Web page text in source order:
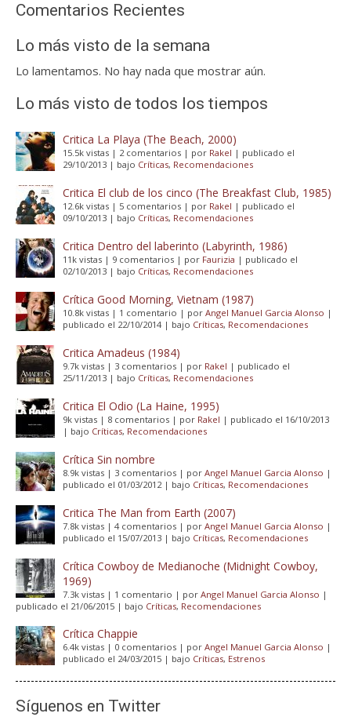
Comentarios Recientes
Lo más visto de la semana
Lo lamentamos. No hay nada que mostrar aún.
Lo más visto de todos los tiempos
Critica La Playa (The Beach, 2000)
15.5k vistas | 2 comentarios | por Rakel | publicado el
29/10/2013 | bajo Críticas, Recomendaciones
Critica El club de los cinco (The Breakfast Club, 1985)
12.6k vistas | 5 comentarios | por Rakel | publicado el
09/10/2013 | bajo Críticas, Recomendaciones
Critica Dentro del laberinto (Labyrinth, 1986)
11k vistas | 9 comentarios | por Faurizia | publicado el
02/10/2013 | bajo Críticas, Recomendaciones
Crítica Good Morning, Vietnam (1987)
10.8k vistas | 1 comentario | por Angel Manuel Garcia Alonso |
publicado el 22/10/2014| bajo Críticas, Recomendaciones
Critica Amadeus (1984)
9.7k vistas | 3 comentarios | por Rakel | publicado el
25/11/2013 | bajo Críticas, Recomendaciones
Critica El Odio (La Haine, 1995)
9k vistas | 8 comentarios | por Rakel | publicado el 16/10/2013
| bajo Críticas, Recomendaciones
Crítica Sin nombre
8.9k vistas | 3 comentarios | por Angel Manuel Garcia Alonso |
publicado el 01/03/2012| bajo Críticas, Recomendaciones
Critica The Man from Earth (2007)
7.8k vistas | 4 comentarios | por Angel Manuel Garcia Alonso |
publicado el 15/07/2013 | bajo Críticas, Recomendaciones
Crítica Cowboy de Medianoche (Midnight Cowboy,
1969)
7.3k vistas | 1 comentario | por Angel Manuel Garcia Alonso |
publicado el 21/06/2015 | bajo Críticas, Recomendaciones
Crítica Chappie
6.4k vistas | 0 comentarios | por Angel Manuel Garcia Alonso |
publicado el 24/03/2015 | bajo Críticas, Estrenos
Síguenos en Twitter